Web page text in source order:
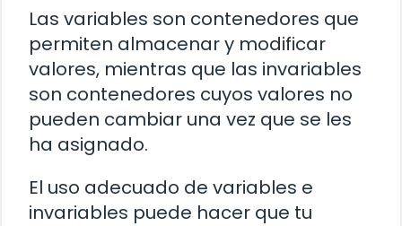
Las variables son contenedores que
permiten almacenar y modificar
valores, mientras que las invariables
son contenedores cuyos valores no
pueden cambiar una vez que se les
ha asignado.
El uso adecuado de variables e
invariables puede hacer que tu